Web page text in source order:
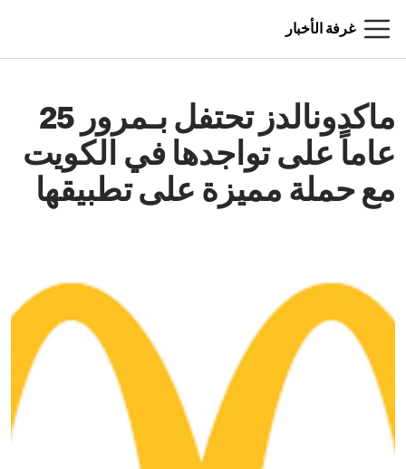
غرفة الأخبار
ماكدونالدز تحتفل بـمرور 25
عاماً على تواجدها في الكويت
مع حملة مميزة على تطبيقها